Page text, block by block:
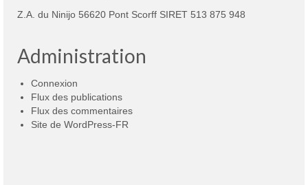
Z.A. du Ninijo 56620 Pont Scorff SIRET 513 875 948
Administration
Connexion
Flux des publications
Flux des commentaires
Site de WordPress-FR